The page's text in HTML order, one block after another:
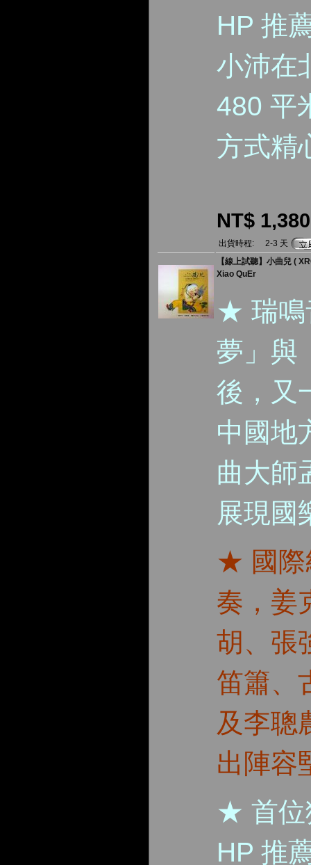
HP 推
小沛在
480 平
方式精
NT$ 1,380
出貨時程:
2-3 天
【線上試聽】小曲兒 (
Xiao QuEr
★ 瑞鳴
夢」與
後，又
中國地
曲大師
展現國
★ 國際
奏，姜
胡、張
笛簫、
及李聰
出陣容
★ 首位
HP 推